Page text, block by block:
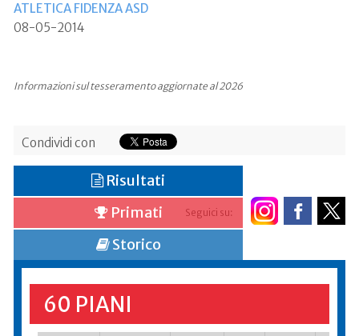
ATLETICA FIDENZA ASD
08-05-2014
Informazioni sul tesseramento aggiornate al 2026
Condividi con
Seguici su:
Risultati
Primati
Storico
60 PIANI